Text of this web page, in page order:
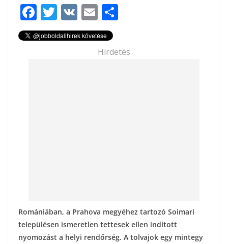
F
ac
e
T
w
itt
V
K
E
m
ai
l
za
m
Hirdetés
Romániában, a Prahova megyéhez tartozó Soimari
településen ismeretlen tettesek ellen indított
nyomozást a helyi rendőrség. A tolvajok egy mintegy